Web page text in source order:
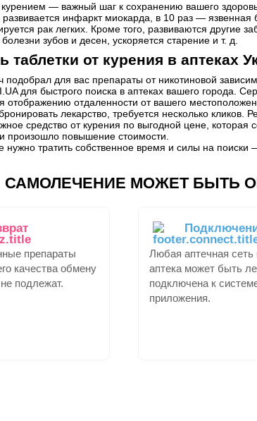
— важный шаг к сохранению вашего
инфаркт миокарда, в 10 раз —
рак легких. Кроме того, развиваются другие
зубов и десен, ускоряется старение и т. д.
таблетки от курения в аптеках
подобрал для вас препараты от никотиновой
для быстрого поиска в аптеках вашего города.
отображению отдаленности от вашего
лекарство, требуется несколько кликов.
средство от курения по выгодной цене,
произошло повышение стоимости.
нужно тратить собственное время и силы на
САМОЛЕЧЕНИЕ МОЖЕТ БЫТЬ
препараты
качества обмену
подлежат.
Любая аптечная сеть
аптека может быть
подключена к
приложения.